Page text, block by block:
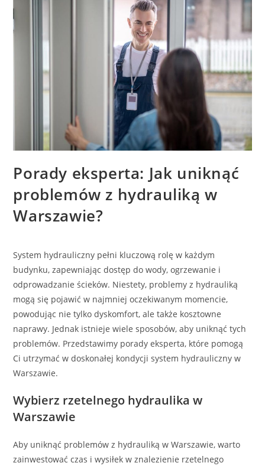
Porady eksperta: Jak uniknąć
problemów z hydrauliką w
Warszawie?
System hydrauliczny pełni kluczową rolę w każdym
budynku, zapewniając dostęp do wody, ogrzewanie i
odprowadzanie ścieków. Niestety, problemy z hydrauliką
mogą się pojawić w najmniej oczekiwanym momencie,
powodując nie tylko dyskomfort, ale także kosztowne
naprawy. Jednak istnieje wiele sposobów, aby uniknąć tych
problemów. Przedstawimy porady eksperta, które pomogą
Ci utrzymać w doskonałej kondycji system hydrauliczny w
Warszawie.
Wybierz rzetelnego hydraulika w
Warszawie
Aby uniknąć problemów z hydrauliką w Warszawie, warto
zainwestować czas i wysiłek w znalezienie rzetelnego